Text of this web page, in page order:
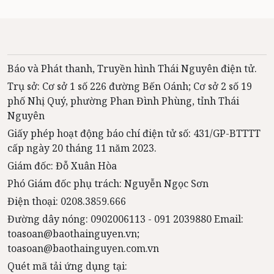
Báo và Phát thanh, Truyền hình Thái Nguyên điện tử.
Trụ sở: Cơ sở 1 số 226 đường Bến Oánh; Cơ sở 2 số 19
phố Nhị Quý, phường Phan Đình Phùng, tỉnh Thái
Nguyên
Giấy phép hoạt động báo chí điện tử số: 431/GP-BTTTT
cấp ngày 20 tháng 11 năm 2023.
Giám đốc: Đỗ Xuân Hòa
Phó Giám đốc phụ trách: Nguyễn Ngọc Sơn
Điện thoại: 0208.3859.666
Đường dây nóng: 0902006113 - 091 2039880 Email:
toasoan@baothainguyen.vn;
toasoan@baothainguyen.com.vn
Quét mã tải ứng dụng tại: